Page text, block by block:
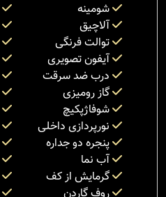
شومینه
آلاچیق
توالت فرنگی
آیفون تصویری
درب ضد سرقت
گاز رومیزی
شوفاژپکیچ
نورپردازی داخلی
پنجره دو جداره
آب نما
گرمایش از کف